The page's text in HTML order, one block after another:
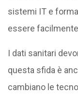
sistemi IT e
essere
I dati sanitari
questa sfida è
cambiano le